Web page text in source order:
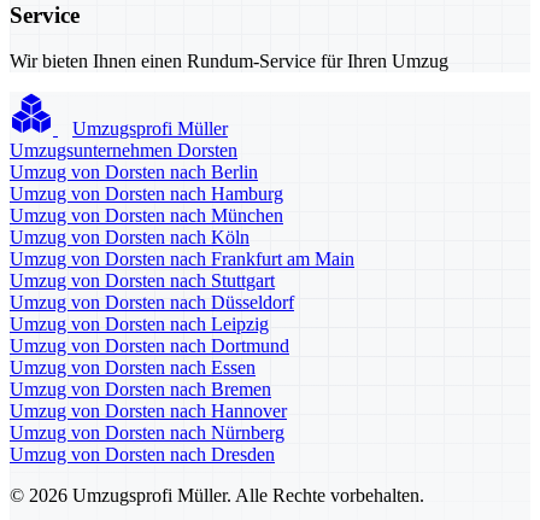
Service
Wir bieten Ihnen einen Rundum-Service für Ihren Umzug
Umzugsprofi Müller
Umzugsunternehmen Dorsten
Umzug von Dorsten nach Berlin
Umzug von Dorsten nach Hamburg
Umzug von Dorsten nach München
Umzug von Dorsten nach Köln
Umzug von Dorsten nach Frankfurt am Main
Umzug von Dorsten nach Stuttgart
Umzug von Dorsten nach Düsseldorf
Umzug von Dorsten nach Leipzig
Umzug von Dorsten nach Dortmund
Umzug von Dorsten nach Essen
Umzug von Dorsten nach Bremen
Umzug von Dorsten nach Hannover
Umzug von Dorsten nach Nürnberg
Umzug von Dorsten nach Dresden
© 2026 Umzugsprofi Müller. Alle Rechte vorbehalten.